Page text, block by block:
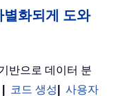
화되게 도와
반으로 데이터 분
코드 생성
사용자